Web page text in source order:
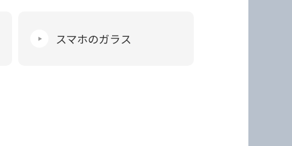
スマホのガラス